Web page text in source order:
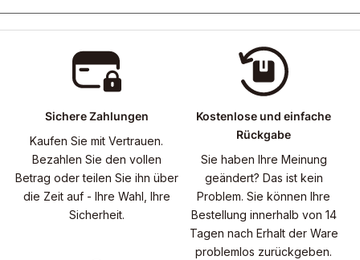
Sichere Zahlungen
Kaufen Sie mit Vertrauen.
Bezahlen Sie den vollen
Betrag oder teilen Sie ihn über
die Zeit auf - Ihre Wahl, Ihre
Sicherheit.
Kostenlose und einfache
Rückgabe
Sie haben Ihre Meinung
geändert? Das ist kein
Problem. Sie können Ihre
Bestellung innerhalb von 14
Tagen nach Erhalt der Ware
problemlos zurückgeben.